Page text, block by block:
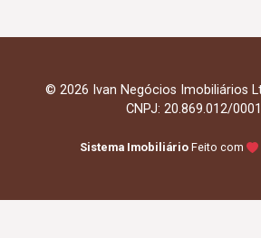
© 2026 Ivan Negócios Imobiliários
CNPJ: 20.869.012/
Sistema Imobiliário Feito com